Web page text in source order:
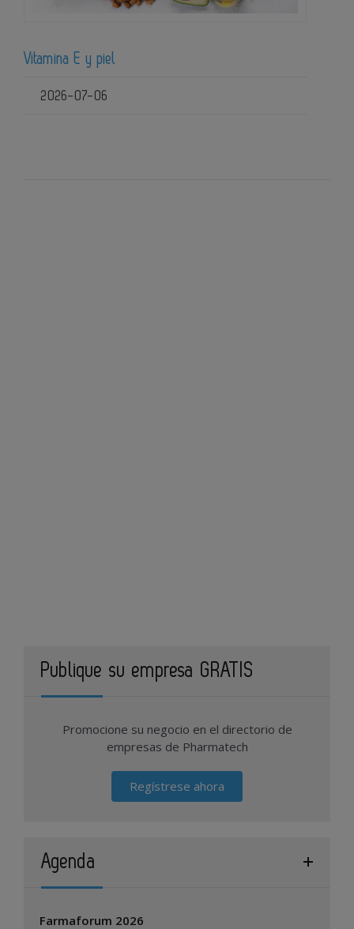
Vitamina E y piel
2026-07-06
Publique su empresa GRATIS
Promocione su negocio en el directorio de
empresas de Pharmatech
Regístrese ahora
Agenda
Farmaforum 2026